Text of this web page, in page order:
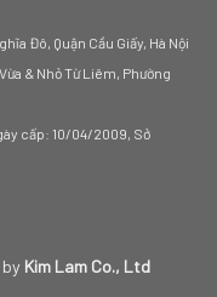
Đô, Quận Cầu Giấy, Hà Nội
& Nhỏ Từ Liêm, Phường
cấp: 10/04/2009, Sở
by Kim Lam Co., Ltd